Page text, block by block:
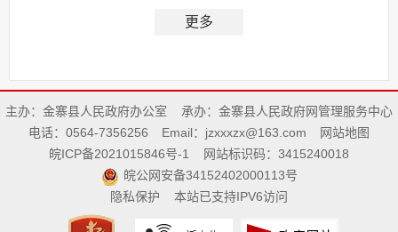
更多
主办：金寨县人民政府办公室
承办：金寨县人民政府网管理服务中心
电话：0564-7356256
Email：jzxxxzx@163.com
网站地图
皖ICP备2021015846号-1
网站标识码：3415240018
皖公网安备34152402000113号
隐私保护
本站已支持IPV6访问